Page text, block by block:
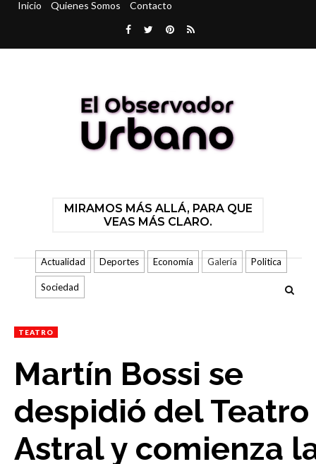
Inicio Quienes Somos Contacto
MIRAMOS MÁS ALLÁ, PARA QUE
VEAS MÁS CLARO.
Actualidad Deportes Economía Galería Politica
Sociedad
TEATRO
Martín Bossi se
despidió del Teatro
Astral y comienza